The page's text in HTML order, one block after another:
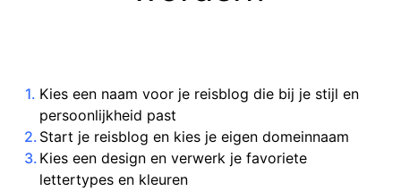
Kies een naam voor je reisblog die bij je stijl en
persoonlijkheid past
Start je reisblog en kies je eigen domeinnaam
Kies een design en verwerk je favoriete
lettertypes en kleuren